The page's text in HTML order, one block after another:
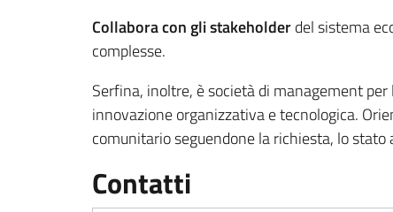
Collabora con gli stakeholderdel sistema
complesse.
Serfina, inoltre, è società di management
innovazione organizzativa e tecnologica.
comunitario seguendone la richiesta, lo
Contatti